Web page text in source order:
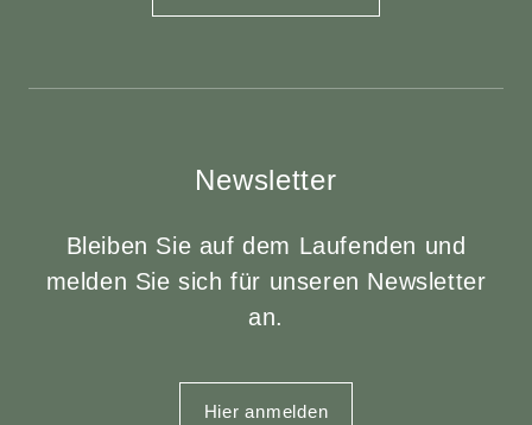
Newsletter
Bleiben Sie auf dem Laufenden und
melden Sie sich für unseren Newsletter
an.
Hier anmelden